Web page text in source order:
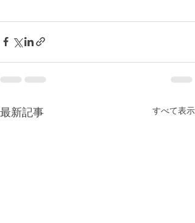
最新記事 すべて表示